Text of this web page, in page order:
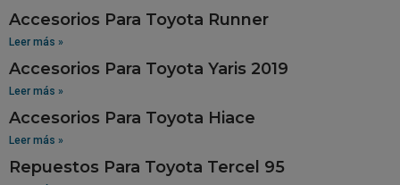
Accesorios Para Toyota Runner
Leer más »
Accesorios Para Toyota Yaris 2019
Leer más »
Accesorios Para Toyota Hiace
Leer más »
Repuestos Para Toyota Tercel 95